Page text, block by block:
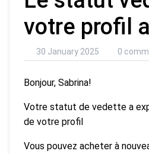
votre profil
30 January 2025 0
Bonjour, Sabrina!
Votre statut de vedette a
de votre profil
Vous pouvez acheter à